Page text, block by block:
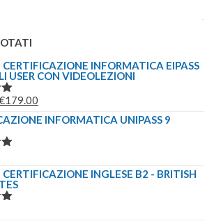
CERTIFICAZIONE INFORMATICA EIPASS
USER CON VIDEOLEZIONI
179.00
PREZZO
INFORMATICA UNIPASS 9
CERTIFICAZIONE INGLESE B2 - BRITISH